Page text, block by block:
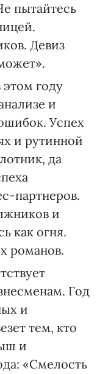
пытайтесь
Девиз
этом году
и
Успех
и рутинной
да
партнеров.
и
как огня.
романов.
Год
и
тем, кто
и
«Смелость